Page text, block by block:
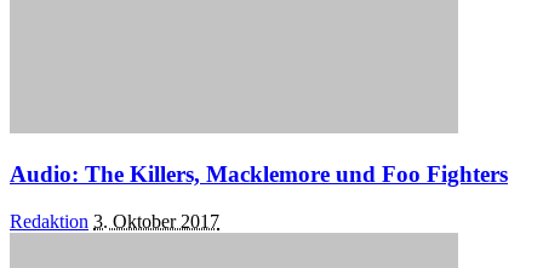
Audio: The Killers, Macklemore und Foo Fighters
Posted
Redaktion 3. Oktober 2017